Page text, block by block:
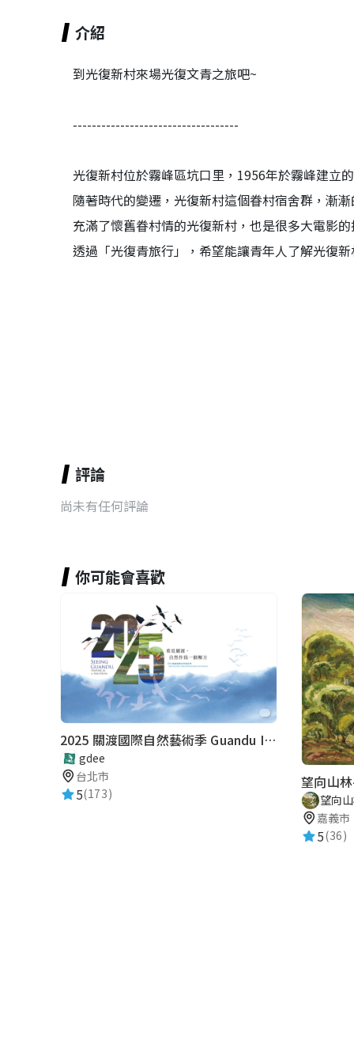
介紹
到光復新村來場光復文青之旅吧~
-----------------------------------
光復新村位於霧峰區坑口里，1956年於霧峰建立
隨著時代的變遷，光復新村這個眷村宿舍群，漸
充滿了懷舊眷村情的光復新村，也是很多大電影
透過「光復青旅行」，希望能讓青年人了解光復
評論
尚未有任何評論
你可能會喜歡
2025 關渡國際自然藝術季 Guandu International Nature Art Festival
gdee
台北市
5(173)
望向山
望向
嘉義市
5(36)